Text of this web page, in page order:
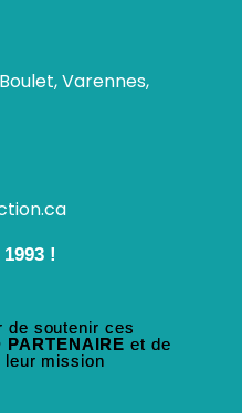
Varennes,
!
de soutenir ces
PARTENAIRE et de
leur mission